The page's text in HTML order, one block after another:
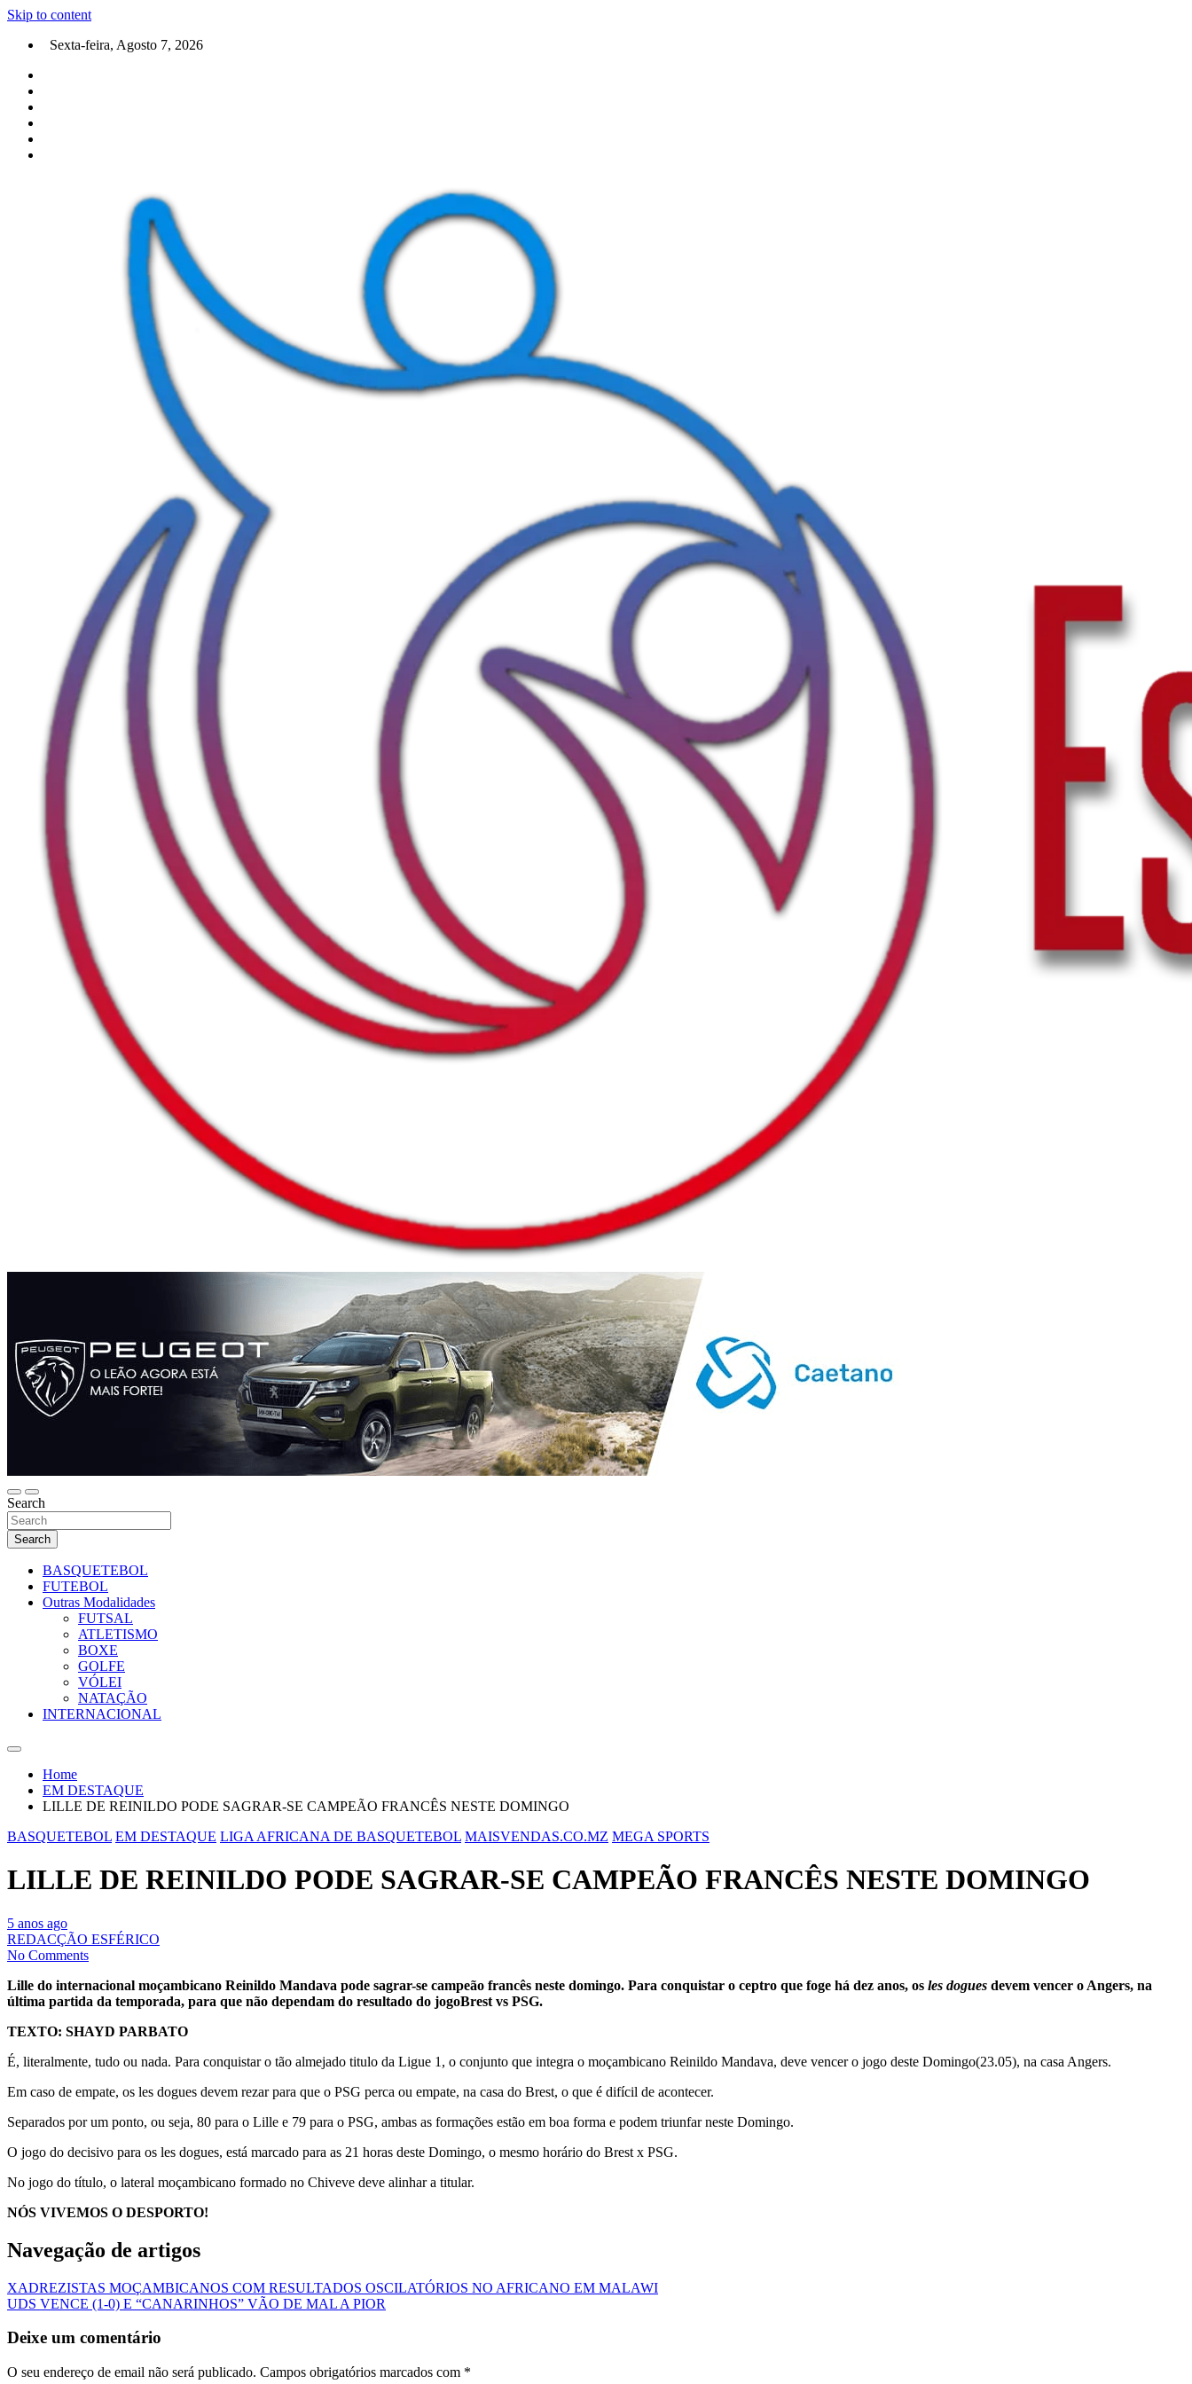
Skip to content
Sexta-feira, Agosto 7, 2026
Search
Search
BASQUETEBOL
FUTEBOL
Outras Modalidades
FUTSAL
ATLETISMO
BOXE
GOLFE
VÓLEI
NATAÇÃO
INTERNACIONAL
Home
EM DESTAQUE
LILLE DE REINILDO PODE SAGRAR-SE CAMPEÃO FRANCÊS NESTE DOMINGO
BASQUETEBOL EM DESTAQUE LIGA AFRICANA DE BASQUETEBOL MAISVENDAS.CO.MZ MEGA SPORTS
LILLE DE REINILDO PODE SAGRAR-SE CAMPEÃO FRANCÊS NESTE DOMINGO
5 anos ago
REDACÇÃO ESFÉRICO
No Comments
Lille do internacional moçambicano Reinildo Mandava pode sagrar-se campeão francês neste domingo. Para conquistar o ceptro que foge há dez anos, os les dogues devem vencer o Angers, na
última partida da temporada, para que não dependam do resultado do jogoBrest vs PSG.
TEXTO: SHAYD PARBATO
É, literalmente, tudo ou nada. Para conquistar o tão almejado titulo da Ligue 1, o conjunto que integra o moçambicano Reinildo Mandava, deve vencer o jogo deste Domingo(23.05), na casa Angers.
Em caso de empate, os les dogues devem rezar para que o PSG perca ou empate, na casa do Brest, o que é difícil de acontecer.
Separados por um ponto, ou seja, 80 para o Lille e 79 para o PSG, ambas as formações estão em boa forma e podem triunfar neste Domingo.
O jogo do decisivo para os les dogues, está marcado para as 21 horas deste Domingo, o mesmo horário do Brest x PSG.
No jogo do título, o lateral moçambicano formado no Chiveve deve alinhar a titular.
NÓS VIVEMOS O DESPORTO!
Navegação de artigos
XADREZISTAS MOÇAMBICANOS COM RESULTADOS OSCILATÓRIOS NO AFRICANO EM MALAWI
UDS VENCE (1-0) E “CANARINHOS” VÃO DE MAL A PIOR
Deixe um comentário
O seu endereço de email não será publicado. Campos obrigatórios marcados com *